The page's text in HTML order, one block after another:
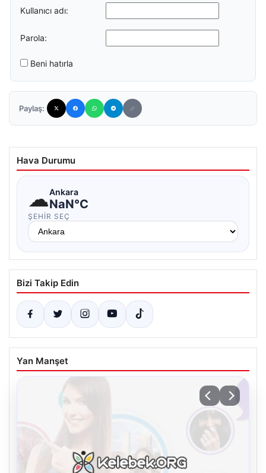
Kullanıcı adı:
Parola:
Beni hatırla
Paylaş:
Hava Durumu
☁Ankara
NaN°C
ŞEHIR SEÇ
Bizi Takip Edin
Yan Manşet